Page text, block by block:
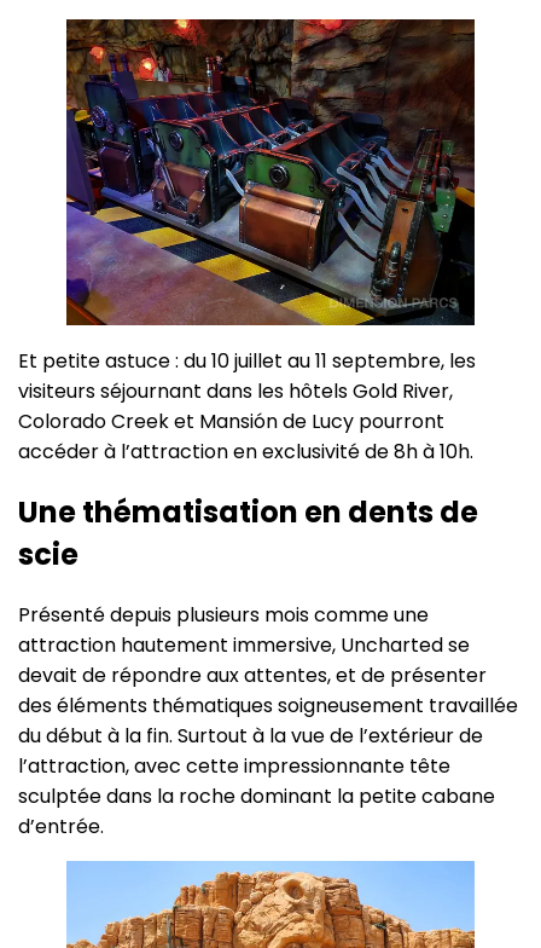
Et petite astuce : du 10 juillet au 11 septembre, les
visiteurs séjournant dans les hôtels Gold River,
Colorado Creek et Mansión de Lucy pourront
accéder à l’attraction en exclusivité de 8h à 10h.
Une thématisation en dents de
scie
Présenté depuis plusieurs mois comme une
attraction hautement immersive, Uncharted se
devait de répondre aux attentes, et de présenter
des éléments thématiques soigneusement travaillée
du début à la fin. Surtout à la vue de l’extérieur de
l’attraction, avec cette impressionnante tête
sculptée dans la roche dominant la petite cabane
d’entrée.